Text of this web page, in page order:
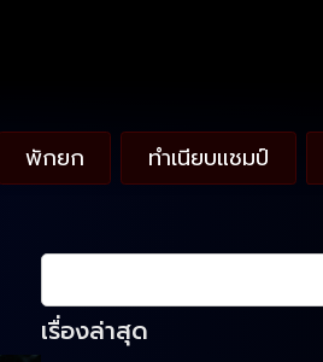
พักยก ทำเนียบแชมป์
เรื่องล่าสุด